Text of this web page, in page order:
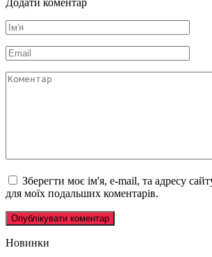
Додати коментар
Ім'я
*
Email
*
Коментар
Зберегти моє ім'я, e-mail, та адресу
для моїх подальших коментарів.
Новинки